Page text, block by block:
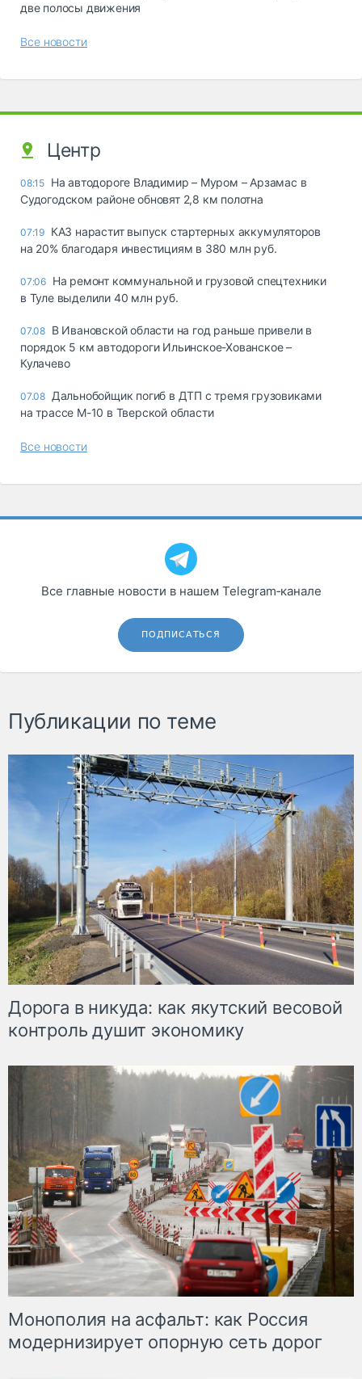
две полосы движения
Все новости
Центр
08:15 На автодороге Владимир – Муром – Арзамас в
Судогодском районе обновят 2,8 км полотна
07:19 КАЗ нарастит выпуск стартерных аккумуляторов
на 20% благодаря инвестициям в 380 млн руб.
07:06 На ремонт коммунальной и грузовой спецтехники
в Туле выделили 40 млн руб.
07.08 В Ивановской области на год раньше привели в
порядок 5 км автодороги Ильинское-Хованское –
Кулачево
07.08 Дальнобойщик погиб в ДТП с тремя грузовиками
на трассе М-10 в Тверской области
Все новости
Все главные новости в нашем Telegram‑канале
ПОДПИСАТЬСЯ
Публикации по теме
Дорога в никуда: как якутский весовой
контроль душит экономику
Монополия на асфальт: как Россия
модернизирует опорную сеть дорог